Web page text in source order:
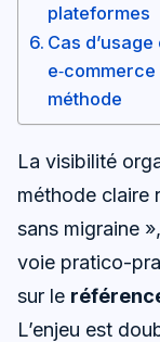
plateformes
Cas
méthode
La visibilité
méthode claire
sans migraine »,
voie pratico-
sur le
L’enjeu est